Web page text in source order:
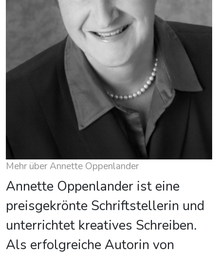
Mehr über Annette Oppenlander
Annette Oppenlander ist eine
preisgekrönte Schriftstellerin und
unterrichtet kreatives Schreiben.
Als erfolgreiche Autorin von